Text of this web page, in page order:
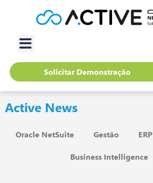
Solicitar Demonstração
Active News
Oracle NetSuite Gestão ERP
Business Intelligence